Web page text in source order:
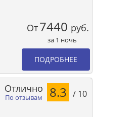
От7440 руб.
за 1 ночь
ПОДРОБНЕЕ
По отзывам
Отлично 8.3 / 10